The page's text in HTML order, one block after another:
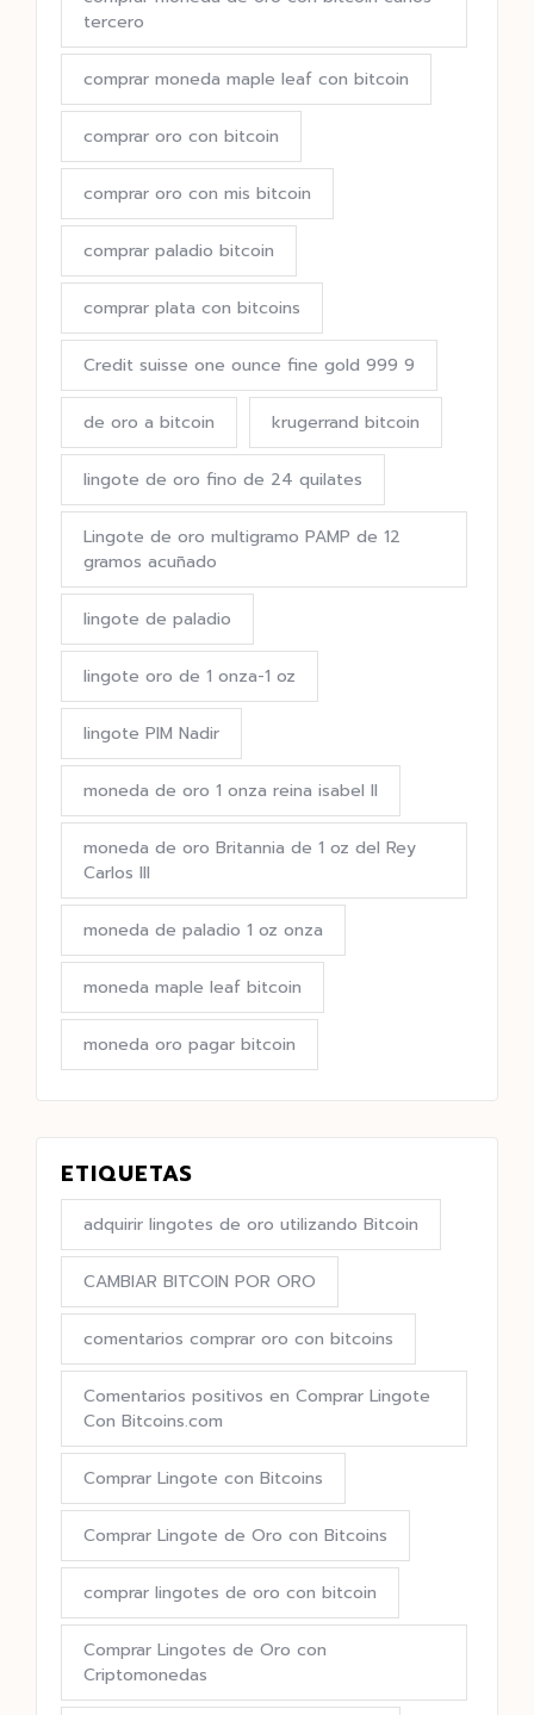
tercero
comprar moneda maple leaf con bitcoin
comprar oro con bitcoin
comprar oro con mis bitcoin
comprar paladio bitcoin
comprar plata con bitcoins
Credit suisse one ounce fine gold 999 9
de oro a bitcoin krugerrand bitcoin
lingote de oro fino de 24 quilates
Lingote de oro multigramo PAMP de 12
gramos acuñado
lingote de paladio
lingote oro de 1 onza-1 oz
lingote PIM Nadir
moneda de oro 1 onza reina isabel II
moneda de oro Britannia de 1 oz del Rey
Carlos III
moneda de paladio 1 oz onza
moneda maple leaf bitcoin
moneda oro pagar bitcoin
ETIQUETAS
adquirir lingotes de oro utilizando Bitcoin
CAMBIAR BITCOIN POR ORO
comentarios comprar oro con bitcoins
Comentarios positivos en Comprar Lingote
Con Bitcoins.com
Comprar Lingote con Bitcoins
Comprar Lingote de Oro con Bitcoins
comprar lingotes de oro con bitcoin
Comprar Lingotes de Oro con
Criptomonedas